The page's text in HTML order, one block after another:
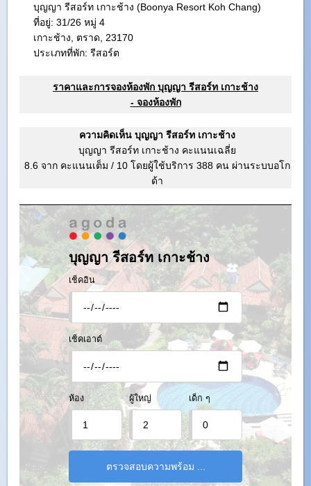
บุญญา รีสอร์ท เกาะช้าง (Boonya Resort Koh Chang)
ที่อยู่:31/26 หมู่ 4
เกาะช้าง, ตราด, 23170
ประเภทที่พัก: รีสอร์ต
ราคาและการจองห้องพัก บุญญา รีสอร์ท เกาะช้าง
- จองห้องพัก
ความคิดเห็น บุญญา รีสอร์ท เกาะช้าง
บุญญา รีสอร์ท เกาะช้าง คะแนนเฉลี่ย
8.6 จาก คะแนนเต็ม / 10 โดยผู้ใช้บริการ 388 คน ผ่านระบบอโก
ด้า
บุญญา รีสอร์ท เกาะช้าง
เช็คอิน
เช็คเอาต์
ห้อง ผู้ใหญ่ เด็ก ๆ